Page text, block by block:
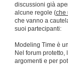
discussioni già
alcune regole (che
che vanno a
suoi partecipanti:
Modeling Time è
Nel forum protetto,
argomenti e per